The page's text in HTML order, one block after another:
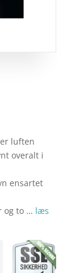
luften
overalt i
ensartet
og to … læs